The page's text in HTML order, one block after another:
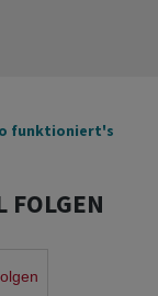
funktioniert's
FOLGEN